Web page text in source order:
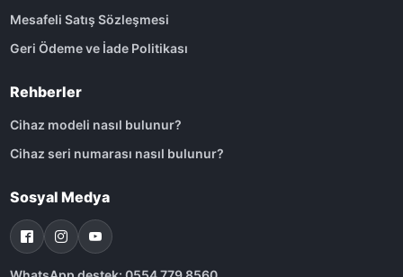
Mesafeli Satış Sözleşmesi
Geri Ödeme ve İade Politikası
Rehberler
Cihaz modeli nasıl bulunur?
Cihaz seri numarası nasıl bulunur?
Sosyal Medya